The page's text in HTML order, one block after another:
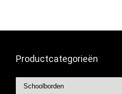
Productcategorieën